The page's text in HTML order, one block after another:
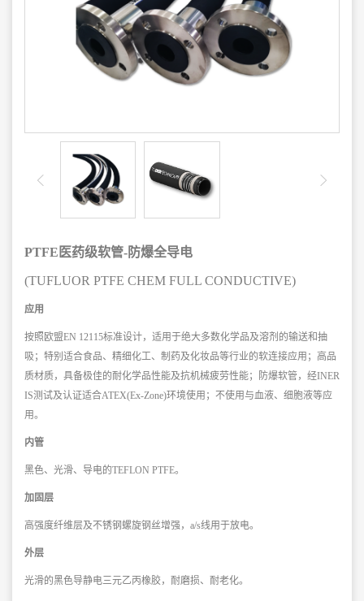
PTFE医药级软管-防爆全导电
(TUFLUOR PTFE CHEM FULL CONDUCTIVE)
应用
按照欧盟EN 12115标准设计，适用于绝大多数化学品及溶剂的输送和抽
吸； 特别适合食品、精细化工、制药及化妆品等行业的软连接应用； 高品
质材质，具备极佳的耐化学品性能及抗机械疲劳性能；
防爆软管，经INER
IS测试及认证适合ATEX(Ex-Zone)环境使用； 不使用与血液、细胞液等应
用。
内管
黑色、光滑、导电的TEFLON PTFE。
加固层
高强度纤维层及不锈钢螺旋钢丝增强，a/s线用于放电。
外层
光滑的黑色导静电三元乙丙橡胶，耐磨损、耐老化。